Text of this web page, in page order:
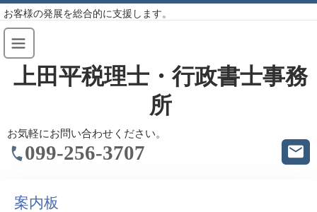
お客様の発展を総合的に支援します。
上田平税理士・行政書士事務
所
お気軽にお問い合わせください。
099-256-3707
案内板